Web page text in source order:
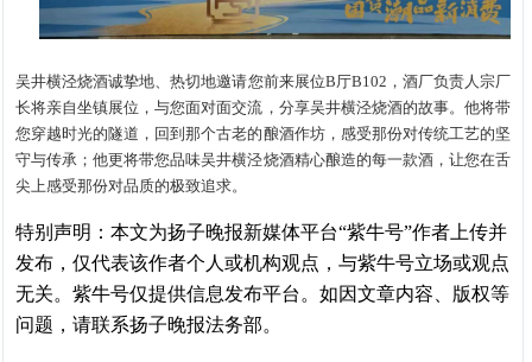
吴井横泾烧酒诚挚地、热切地邀请您前来展位B厅B102，酒厂负责人宗厂
长将亲自坐镇展位，与您面对面交流，分享吴井横泾烧酒的故事。他将带
您穿越时光的隧道，回到那个古老的酿酒作坊，感受那份对传统工艺的坚
守与传承；他更将带您品味吴井横泾烧酒精心酿造的每一款酒，让您在舌
尖上感受那份对品质的极致追求。
特别声明：本文为扬子晚报新媒体平台“紫牛号”作者上传并
发布，仅代表该作者个人或机构观点，与紫牛号立场或观点
无关。紫牛号仅提供信息发布平台。如因文章内容、版权等
问题，请联系扬子晚报法务部。